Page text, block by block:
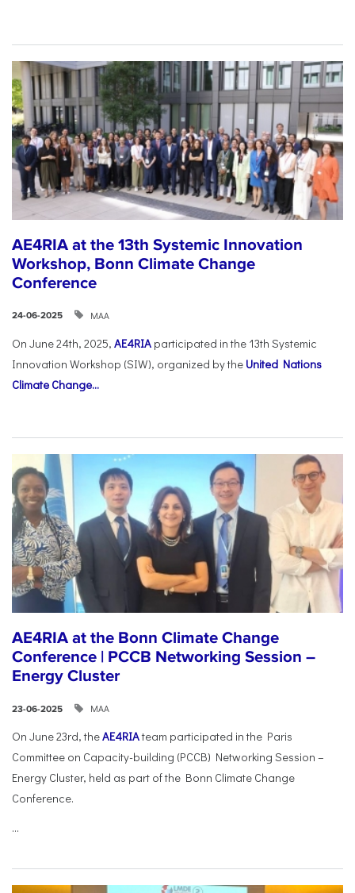
AE4RIA at the 13th Systemic Innovation
Workshop, Bonn Climate Change
Conference
24-06-2025 ΜΑΑ
On June 24th, 2025, AE4RIA participated in the 13th Systemic
Innovation Workshop (SIW), organized by the United Nations
Climate Change...
AE4RIA at the Bonn Climate Change
Conference | PCCB Networking Session –
Energy Cluster
23-06-2025 ΜΑΑ
On June 23rd, theAE4RIAteam participated in the Paris
Committee on Capacity-building (PCCB) Networking Session –
Energy Cluster, held as part of the Bonn Climate Change
Conference.
...